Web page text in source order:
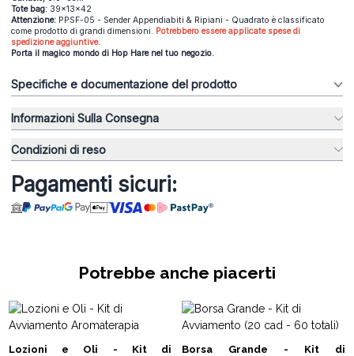
Tote bag: 39x13x42
Attenzione: PPSF-05 - Sender Appendiabiti & Ripiani - Quadrato è classificato
come prodotto di grandi dimensioni. Potrebbero essere applicate spese di
spedizione aggiuntive.
Porta il magico mondo di Hop Hare nel tuo negozio.
Specifiche e documentazione del prodotto
Informazioni Sulla Consegna
Condizioni di reso
Pagamenti sicuri:
Potrebbe anche piacerti
Lozioni e Oli - Kit di
Borsa Grande - Kit di